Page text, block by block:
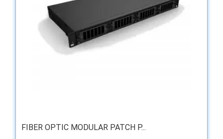
FIBER OPTIC MODULAR PATCH P...